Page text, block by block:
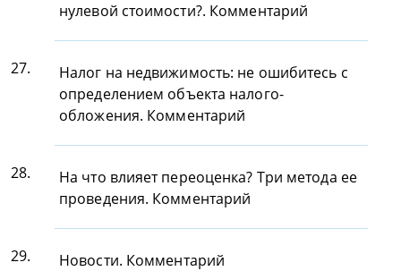
нулевой стоимости?. Комментарий
27.
Налог на недвижимость: не ошибитесь с
определением объекта налого-
обложения. Комментарий
28.
На что влияет переоценка? Три метода ее
проведения. Комментарий
29. Новости. Комментарий